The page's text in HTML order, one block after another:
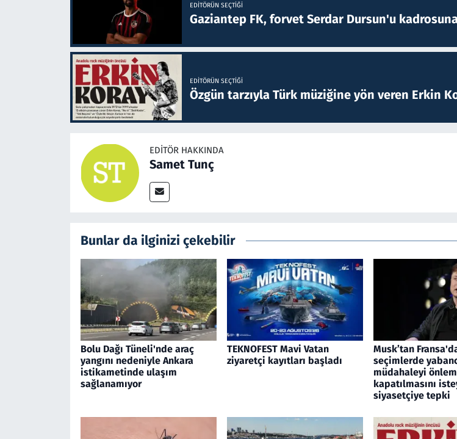
EDITÖRÜN SEÇTIĞI
Gaziantep FK, forvet Serdar Dursun'u
EDITÖRÜN SEÇTIĞI
Özgün tarzıyla Türk müziğine yön veren Erkin
EDITÖR HAKKINDA
Samet Tunç
Bunlar da ilginizi çekebilir
Bolu Dağı Tüneli'nde araç
yangını nedeniyle Ankara
istikametinde ulaşım
sağlanamıyor
TEKNOFEST Mavi Vatan
ziyaretçi kayıtları başladı
Musk’tan
seçimlerde
müdahaleyi
kapatılmasını
siyasetçiye tepki